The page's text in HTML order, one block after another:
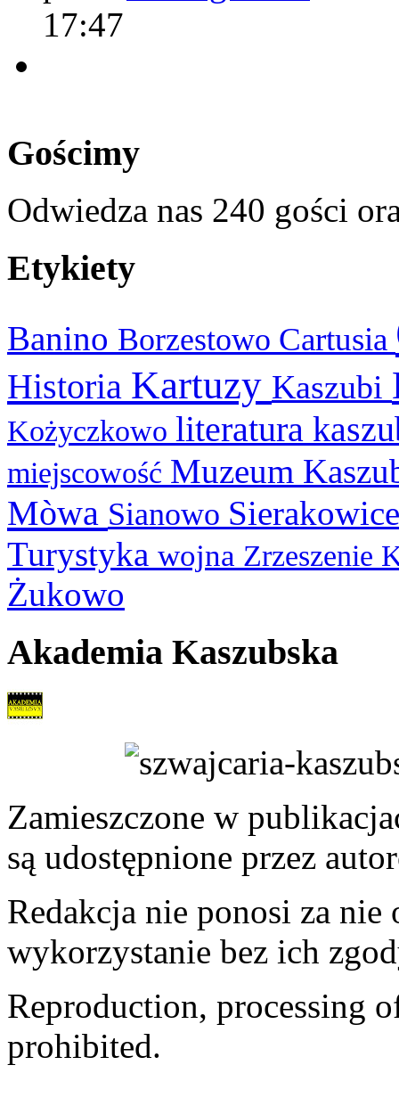
17:47
Gościmy
Odwiedza nas 240 gości
Etykiety
Banino Borzestowo Cartusia
Historia Kartuzy Kaszubi
Kożyczkowo literatura
miejscowość Muzeum
Mòwa Sianowo
Turystyka wojna Zrzeszenie
Żukowo
Akademia Kaszubska
Zamieszczone w
są udostępnione przez
Redakcja nie ponosi za
wykorzystanie bez ich
Reproduction, processing
prohibited.